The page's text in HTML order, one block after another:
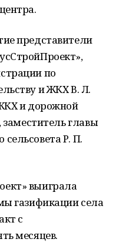
представители
по
и ЖКХ В. Л.
и дорожной
главы
Р. П.
выиграла
газификации села
с
месяцев.